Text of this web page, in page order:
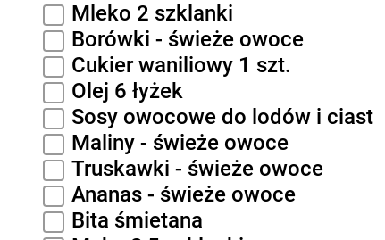
Mleko 2 szklanki
Borówki - świeże owoce
Cukier waniliowy 1 szt.
Olej 6 łyżek
Sosy owocowe do lodów i ciast
Maliny - świeże owoce
Truskawki - świeże owoce
Ananas - świeże owoce
Bita śmietana